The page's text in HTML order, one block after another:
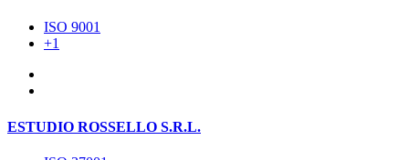
ISO 9001
+1
ESTUDIO ROSSELLO S.R.L.